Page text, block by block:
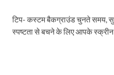
टिप- कस्टम बैकग्राउंड चुनते समय,
स्पष्टता से बचने के लिए आपके